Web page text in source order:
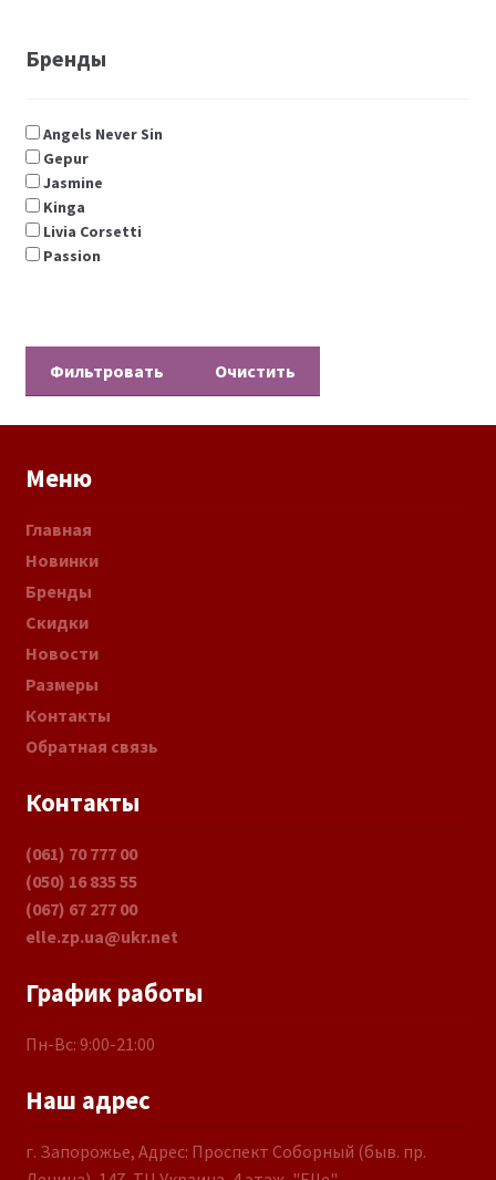
Бренды
Angels Never Sin
Gepur
Jasmine
Kinga
Livia Corsetti
Passion
Очистить
Меню
Главная
Новинки
Бренды
Скидки
Новости
Размеры
Контакты
Обратная связь
Контакты
(061) 70 777 00
(050) 16 835 55
(067) 67 277 00
elle.zp.ua@ukr.net
График работы
Пн-Вс: 9:00-21:00
Наш адрес
г. Запорожье, Адрес: Проспект Соборный (быв. пр.